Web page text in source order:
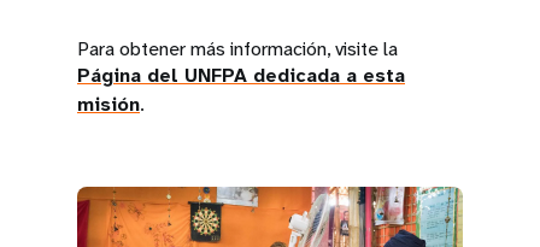
Para obtener más información, visite la
Página del UNFPA dedicada a esta
misión.